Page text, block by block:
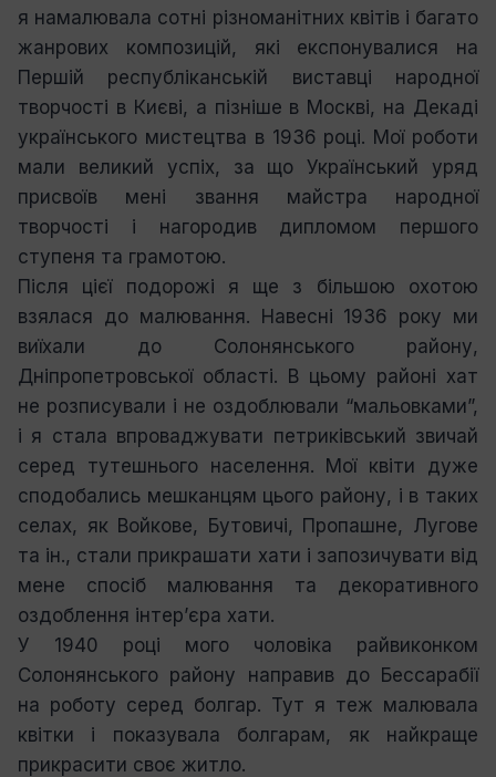
я намалювала сотні різноманітних квітів і багато
жанрових композицій, які експонувалися на
Першій республіканській виставці народної
творчості в Києві, а пізніше в Москві, на Декаді
українського мистецтва в 1936 році. Мої роботи
мали великий успіх, за що Український уряд
присвоїв мені звання майстра народної
творчості і нагородив дипломом першого
ступеня та грамотою.
Після цієї подорожі я ще з більшою охотою
взялася до малювання. Навесні 1936 року ми
виїхали до Солонянського району,
Дніпропетровської області. В цьому районі хат
не розписували і не оздоблювали “мальовками”,
і я стала впроваджувати петриківський звичай
серед тутешнього населення. Мої квіти дуже
сподобались мешканцям цього району, і в таких
селах, як Войкове, Бутовичі, Пропашне, Лугове
та ін., стали прикрашати хати і запозичувати від
мене спосіб малювання та декоративного
оздоблення інтер’єра хати.
У 1940 році мого чоловіка райвиконком
Солонянського району направив до Бессарабії
на роботу серед болгар. Тут я теж малювала
квітки і показувала болгарам, як найкраще
прикрасити своє житло.